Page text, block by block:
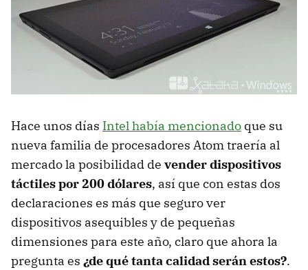
Hace unos días Intel había mencionado que su
nueva familia de procesadores Atom traería al
mercado la posibilidad de vender dispositivos
táctiles por 200 dólares, así que con estas dos
declaraciones es más que seguro ver
dispositivos asequibles y de pequeñas
dimensiones para este año, claro que ahora la
pregunta es ¿de qué tanta calidad serán estos?.